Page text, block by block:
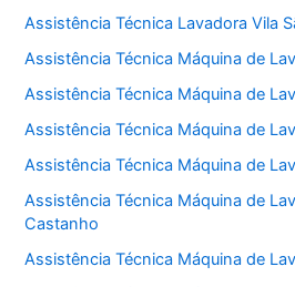
Assistência Técnica Lavadora Vila
Assistência Técnica Máquina de
Assistência Técnica Máquina de
Assistência Técnica Máquina de
Assistência Técnica Máquina de
Assistência Técnica Máquina de
Castanho
Assistência Técnica Máquina de